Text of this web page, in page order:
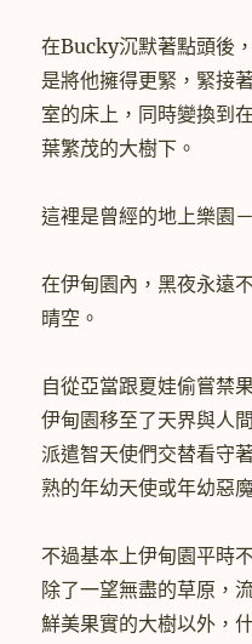
在Bucky沉默著點頭後
是將他擁得更緊，緊接
室的床上，同時變換到
葉繁茂的大樹下。
這裡是曾經的地上樂園
在伊甸園內，黑夜永遠
晴空。
自從亞當跟夏娃偷嘗禁
伊甸園移至了天界與人
派遣智天使們交替看守
熟的年幼天使或年幼惡
不過基本上伊甸園平時
除了一望無盡的草原，
鮮美果實的大樹以外，